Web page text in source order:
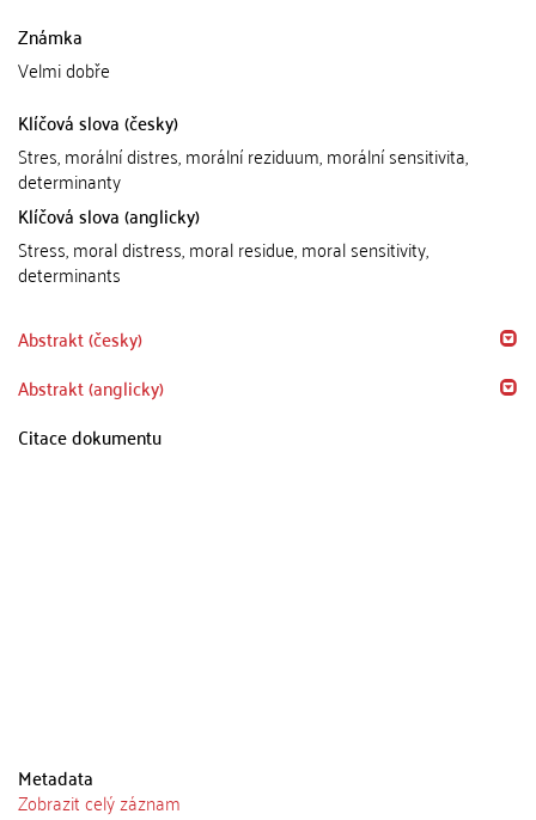
Známka
Velmi dobře
Klíčová slova (česky)
Stres, morální distres, morální reziduum, morální sensitivita,
determinanty
Klíčová slova (anglicky)
Stress, moral distress, moral residue, moral sensitivity,
determinants
Abstrakt (česky)
Abstrakt (anglicky)
Citace dokumentu
Metadata
Zobrazit celý záznam